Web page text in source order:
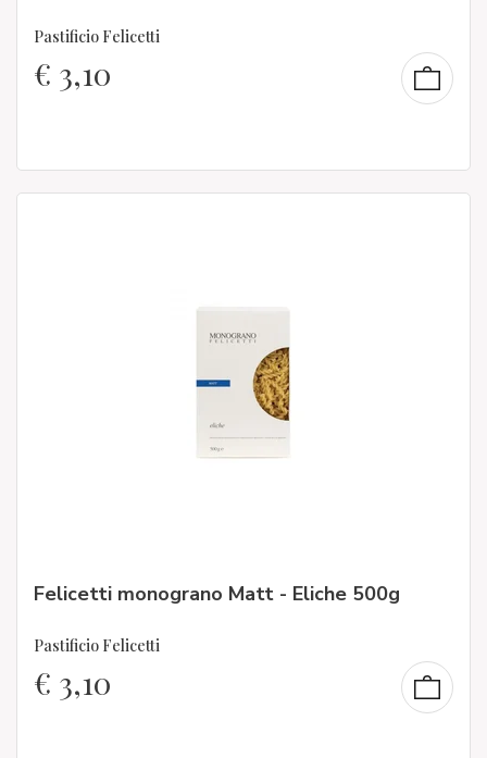
Pastificio Felicetti
€ 3,10
Felicetti monograno Matt - Eliche 500g
Pastificio Felicetti
€ 3,10